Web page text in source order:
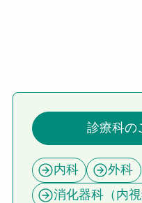
診療科の
内科
外科
消化器科（内視